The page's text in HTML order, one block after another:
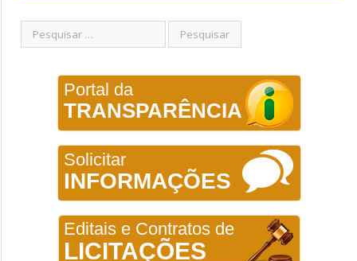
Portal da
TRANSPARÊNCIA
Solicitar
INFORMAÇÕES
Editais e Contratos de
LICITAÇÕES